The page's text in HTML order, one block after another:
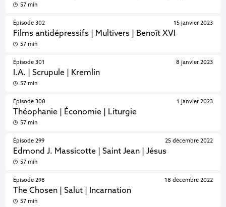
57 min
Épisode 302
Films antidépressifs | Multivers | Benoît XVI
15 janvier 2023
57 min
Épisode 301
I.A. | Scrupule | Kremlin
8 janvier 2023
57 min
Épisode 300
Théophanie | Économie | Liturgie
1 janvier 2023
57 min
Épisode 299
Edmond J. Massicotte | Saint Jean | Jésus
25 décembre 2022
57 min
Épisode 298
The Chosen | Salut | Incarnation
18 décembre 2022
57 min